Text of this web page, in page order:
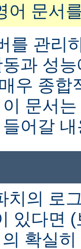
어 문서
를 관리
과 성
우 종합
문서
어갈
치의 로
있다면
확실